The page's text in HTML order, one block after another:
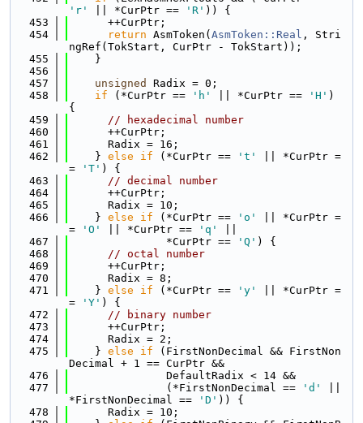
'r'
|| *CurPtr == 'R' )) {
  453
      ++CurPtr;
  454
return AsmToken( AsmToken::Real , Stri
ngRef(TokStart, CurPtr - TokStart));
  455
    }
  456
  457
unsigned
Radix = 0;
  458
if (*CurPtr == 'h' || *CurPtr == 'H' )
{
  459
// hexadecimal number
  460
      ++CurPtr;
  461
      Radix = 16;
  462
    }
else if (*CurPtr == 't'
|| *CurPtr =
=
'T' ) {
  463
// decimal number
  464
      ++CurPtr;
  465
      Radix = 10;
  466
    }
else if (*CurPtr == 'o'
|| *CurPtr =
=
'O' || *CurPtr == 'q'
  467
               *CurPtr ==
'Q' ) {
  468
// octal number
  469
      ++CurPtr;
  470
      Radix = 8;
  471
    }
else if (*CurPtr == 'y'
|| *CurPtr =
=
'Y' ) {
  472
// binary number
  473
      ++CurPtr;
  474
      Radix = 2;
  475
    }
else if (FirstNonDecimal && FirstNon
Decimal + 1 == CurPtr &&
  476
               DefaultRadix < 14 &&
  477
               (*FirstNonDecimal ==
'd'
*FirstNonDecimal ==
'D' )) {
  478
      Radix = 10;